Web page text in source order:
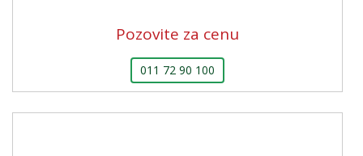
Pozovite za cenu
011 72 90 100